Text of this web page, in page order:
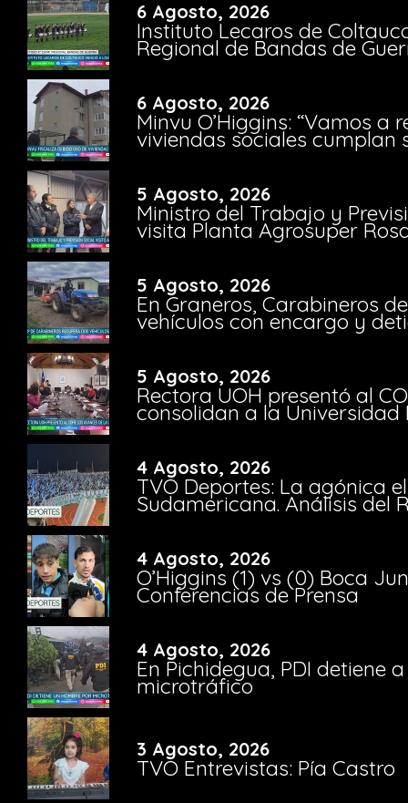
6 Agosto, 2026
Instituto Lecaros de
Regional de Bandas de
6 Agosto, 2026
Minvu O’Higgins: “Vamos a
viviendas sociales cumplan
5 Agosto, 2026
Ministro del Trabajo y
visita Planta Agrosuper
5 Agosto, 2026
En Graneros, Carabineros
vehículos con encargo y
5 Agosto, 2026
Rectora UOH presentó al
consolidan a la Universidad
4 Agosto, 2026
TVO Deportes: La agónica
Sudamericana. Análisis del
4 Agosto, 2026
O’Higgins (1) vs (0) Boca
Conferencias de Prensa
4 Agosto, 2026
En Pichidegua, PDI detiene
microtráfico
3 Agosto, 2026
TVO Entrevistas: Pía Castro